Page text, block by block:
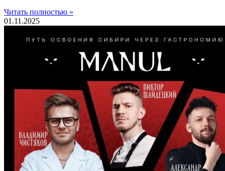
Читать полностью »
01.11.2025